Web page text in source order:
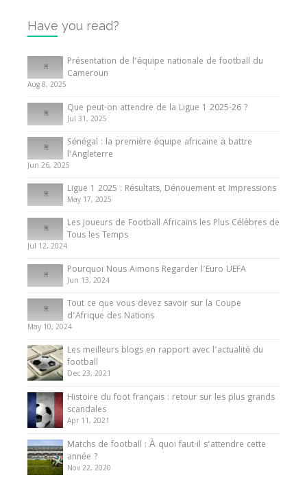
Internationales
Tout ce que vous devez savoir sur la Coupe
d’Afrique des Nations
10 May 2024
Internationales
Présentation de l’équipe nationale de football
du Cameroun
8 August 2025
Have you read?
Présentation de l’équipe nationale de football du
Cameroun
Aug 8, 2025
Que peut-on attendre de la Ligue 1 2025-26 ?
Jul 31, 2025
Sénégal : la première équipe africaine à battre
l’Angleterre
Jun 26, 2025
Ligue 1 2025 : Résultats, Dénouement et Impressions
May 17, 2025
Les Joueurs de Football Africains les Plus Célèbres de
Tous les Temps
Jul 12, 2024
Pourquoi Nous Aimons Regarder l’Euro UEFA
Jun 13, 2024
Tout ce que vous devez savoir sur la Coupe
d’Afrique des Nations
May 10, 2024
Les meilleurs blogs en rapport avec l’actualité du
football
Dec 23, 2021
Histoire du foot français : retour sur les plus grands
scandales
Apr 11, 2021
Matchs de football : À quoi faut-il s’attendre cette
année ?
Nov 22, 2020